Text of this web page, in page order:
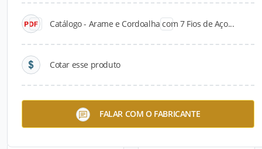
Catálogo - Arame e Cordoalha com 7 Fios de Aço...
Cotar esse produto
FALAR COM O FABRICANTE
Gradil Belgo Slim®